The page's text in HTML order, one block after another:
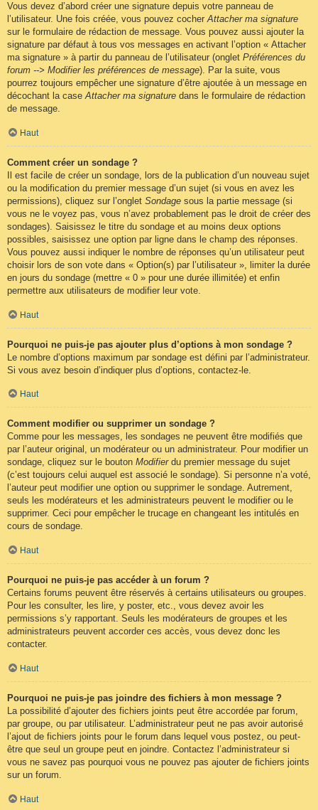
Vous devez d’abord créer une signature depuis votre panneau de
l’utilisateur. Une fois créée, vous pouvez cocherAttacher ma signature
sur le formulaire de rédaction de message. Vous pouvez aussi ajouter la
signature par défaut à tous vos messages en activant l’option « Attacher
ma signature » à partir du panneau de l’utilisateur (onglet Préférences du
forum --> Modifier les préférences de message). Par la suite, vous
pourrez toujours empêcher une signature d’être ajoutée à un message en
décochant la caseAttacher ma signature dans le formulaire de rédaction
de message.
Haut
Comment créer un sondage ?
Il est facile de créer un sondage, lors de la publication d’un nouveau sujet
ou la modification du premier message d’un sujet (si vous en avez les
permissions), cliquez sur l’onglet Sondage sous la partie message (si
vous ne le voyez pas, vous n’avez probablement pas le droit de créer des
sondages). Saisissez le titre du sondage et au moins deux options
possibles, saisissez une option par ligne dans le champ des réponses.
Vous pouvez aussi indiquer le nombre de réponses qu’un utilisateur peut
choisir lors de son vote dans « Option(s) par l’utilisateur », limiter la durée
en jours du sondage (mettre « 0 » pour une durée illimitée) et enfin
permettre aux utilisateurs de modifier leur vote.
Haut
Pourquoi ne puis-je pas ajouter plus d’options à mon sondage ?
Le nombre d’options maximum par sondage est défini par l’administrateur.
Si vous avez besoin d’indiquer plus d’options, contactez-le.
Haut
Comment modifier ou supprimer un sondage ?
Comme pour les messages, les sondages ne peuvent être modifiés que
par l’auteur original, un modérateur ou un administrateur. Pour modifier un
sondage, cliquez sur le bouton Modifierdu premier message du sujet
(c’est toujours celui auquel est associé le sondage). Si personne n’a voté,
l’auteur peut modifier une option ou supprimer le sondage. Autrement,
seuls les modérateurs et les administrateurs peuvent le modifier ou le
supprimer. Ceci pour empêcher le trucage en changeant les intitulés en
cours de sondage.
Haut
Pourquoi ne puis-je pas accéder à un forum ?
Certains forums peuvent être réservés à certains utilisateurs ou groupes.
Pour les consulter, les lire, y poster, etc., vous devez avoir les
permissions s’y rapportant. Seuls les modérateurs de groupes et les
administrateurs peuvent accorder ces accès, vous devez donc les
contacter.
Haut
Pourquoi ne puis-je pas joindre des fichiers à mon message ?
La possibilité d’ajouter des fichiers joints peut être accordée par forum,
par groupe, ou par utilisateur. L’administrateur peut ne pas avoir autorisé
l’ajout de fichiers joints pour le forum dans lequel vous postez, ou peut-
être que seul un groupe peut en joindre. Contactez l’administrateur si
vous ne savez pas pourquoi vous ne pouvez pas ajouter de fichiers joints
sur un forum.
Haut